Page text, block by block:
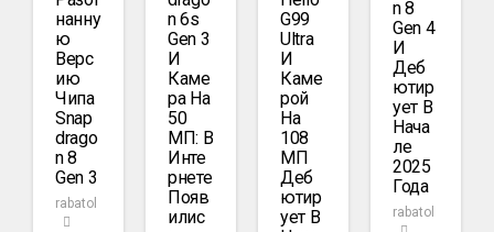
Нанну
Ю
Верс
Ию
Чипа
Snap
Drago
N 8
Gen 3
rabatol
N 6s
Gen 3
И
Каме
Ра На
50
МП: В
Инте
Рнете
Появ
Илис
G99
Ultra
И
Каме
Рой
На
108
МП
Деб
Ютир
Ует В
N 8
Gen 4
И
Деб
Ютир
Ует В
Нача
Ле
2025
Года
rabatol